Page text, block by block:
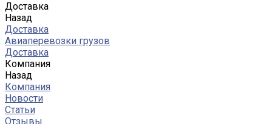
Доставка
Назад
Доставка
Авиаперевозки грузов
Доставка
Компания
Назад
Компания
Новости
Статьи
Отзывы